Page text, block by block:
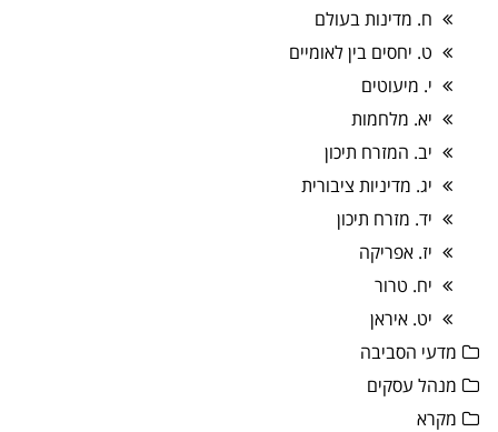
ח. מדינות בעולם
ט. יחסים בין לאומיים
י. מיעוטים
יא. מלחמות
יב. המזרח תיכון
יג. מדיניות ציבורית
יד. מזרח תיכון
יז. אפריקה
יח. טרור
יט. איראן
מדעי הסביבה
מנהל עסקים
מקרא